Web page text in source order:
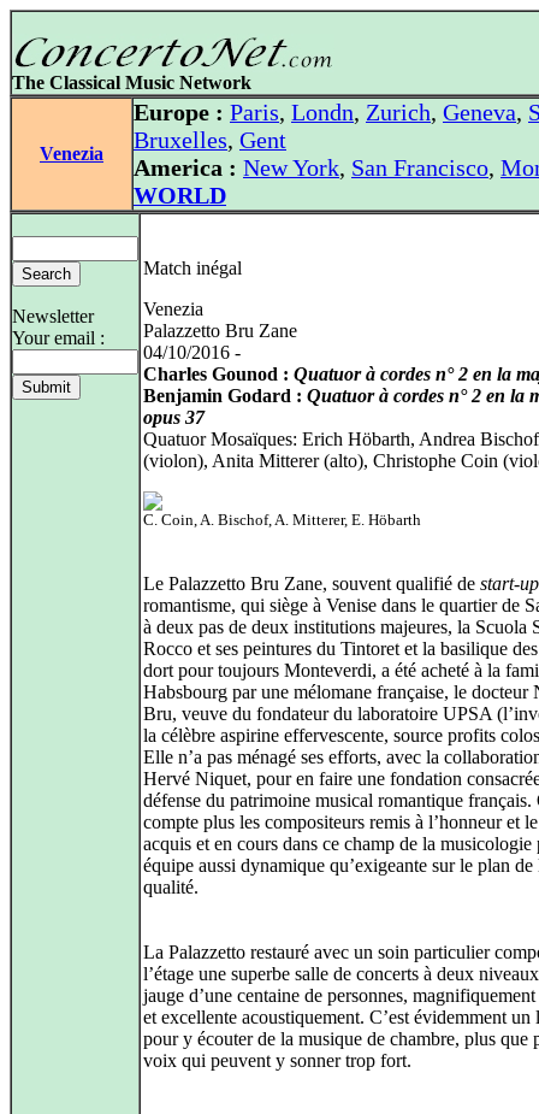
The Classical Music Network
Venezia
Europe : Paris, Londn, Zurich, Geneva,
Bruxelles, Gent
America : New York, San Francisco,
WORLD
Newsletter
Your email :
Match inégal
Venezia
Palazzetto Bru Zane
04/10/2016 -
Charles Gounod : Quatuor à cordes n° 2 en la
Benjamin Godard : Quatuor à cordes n° 2 en la
opus 37
Quatuor Mosaïques: Erich Höbarth, Andrea Bischof
(violon), Anita Mitterer (alto), Christophe Coin
C. Coin, A. Bischof, A. Mitterer, E. Höbarth
Le Palazzetto Bru Zane, souvent qualifié de start-up
romantisme, qui siège à Venise dans le quartier de
à deux pas de deux institutions majeures, la Scuola
Rocco et ses peintures du Tintoret et la basilique
dort pour toujours Monteverdi, a été acheté à la
Habsbourg par une mélomane française, le docteur
Bru, veuve du fondateur du laboratoire UPSA
la célèbre aspirine effervescente, source profits
Elle n’a pas ménagé ses efforts, avec la
Hervé Niquet, pour en faire une fondation
défense du patrimoine musical romantique français.
compte plus les compositeurs remis à l’honneur et
acquis et en cours dans ce champ de la musicologie
équipe aussi dynamique qu’exigeante sur le plan de
qualité.
La Palazzetto restauré avec un soin particulier
l’étage une superbe salle de concerts à deux
jauge d’une centaine de personnes,
et excellente acoustiquement. C’est évidemment un
pour y écouter de la musique de chambre, plus que
voix qui peuvent y sonner trop fort.